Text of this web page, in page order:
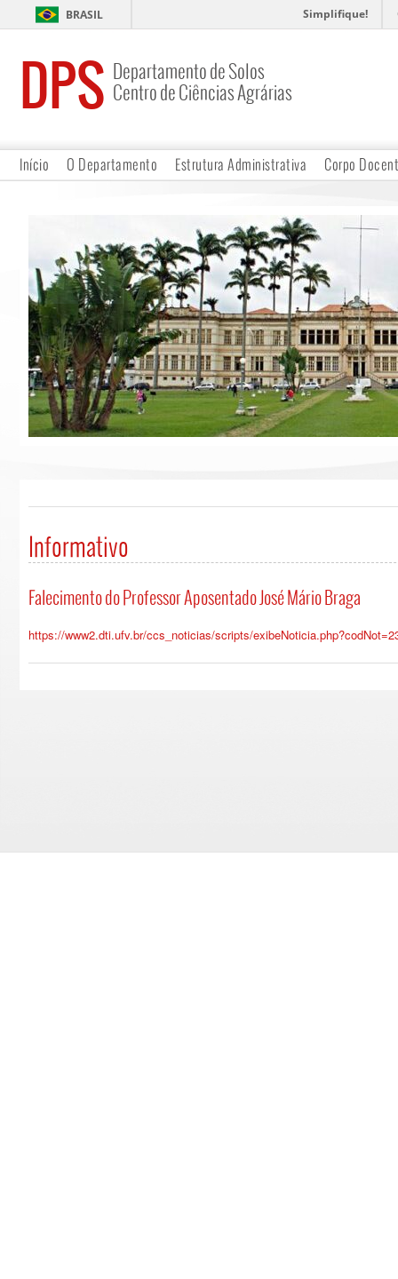
BRASIL Simplifique!
DPS Departamento de Solos
Centro de Ciências Agrárias
Início O Departamento Estrutura Administrativa Corpo
Informativo
Falecimento do Professor Aposentado José Mário Braga
https://www2.dti.ufv.br/ccs_noticias/scripts/